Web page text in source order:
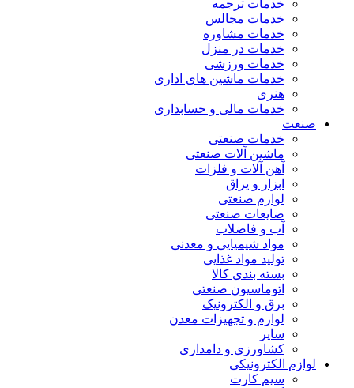
خدمات ترجمه
خدمات مجالس
خدمات مشاوره
خدمات در منزل
خدمات ورزشی
خدمات ماشین های اداری
هنری
خدمات مالی و حسابداری
صنعت
خدمات صنعتی
ماشین آلات صنعتی
آهن آلات و فلزات
ابزار و یراق
لوازم صنعتی
ضایعات صنعتی
آب و فاضلاب
مواد شیمیایی و معدنی
تولید مواد غذایی
بسته بندی کالا
اتوماسیون صنعتی
برق و الکترونیک
لوازم و تجهیزات معدن
سایر
کشاورزی و دامداری
لوازم الکترونیکی
سیم کارت